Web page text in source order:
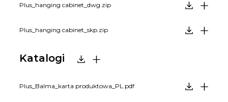
Plus_hanging cabinet_dwg.zip
Plus_hanging cabinet_skp.zip
Katalogi
Plus_Balma_karta produktowa_PL.pdf